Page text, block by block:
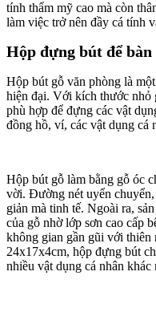
tính thẩm mỹ cao mà còn
làm việc trở nên đầy cá tính
Hộp đựng bút để bàn
Hộp bút gỗ văn phòng là
hiện đại. Với kích thước nhỏ
phù hợp để đựng các vật
đồng hồ, ví, các vật dụng cá
Hộp bút gỗ làm bằng gỗ óc
vời. Đường nét uyển chuyển,
giản mà tinh tế. Ngoài ra,
của gỗ nhờ lớp sơn cao cấp
không gian gần gũi với
24x17x4cm, hộp đựng bút
nhiều vật dụng cá nhân khác